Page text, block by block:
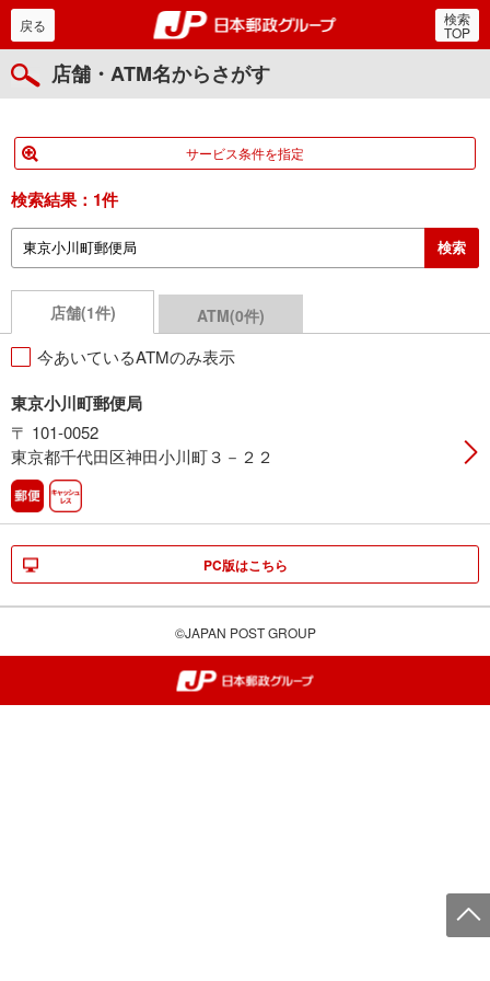
郵便局・日本郵政グルー
戻る 検索
TOP
店舗・ATM名からさがす
サービス条件を指定
検索結果： 1件
店舗(1件) ATM(0件)
今あいているATMのみ表示
東京小川町郵便局
〒 101-0052
東京都千代田区神田小川町３－２２
郵便
PC版はこちら
©JAPAN POST GROUP